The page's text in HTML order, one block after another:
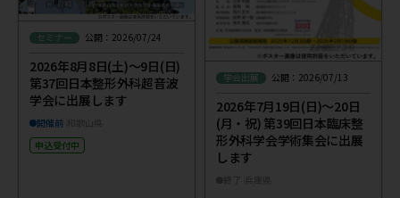
セミナー 公開：2026/07/24
2026年8月8日(土)～9日(日)
第37回日本整形外科超音波
学会に出展します
開催前
申込受付中
学会出展 公開：2026/07/13
2026年7月19日(日)～20日
(月・祝) 第39回日本臨床整
形外科学会学術集会に出展
します